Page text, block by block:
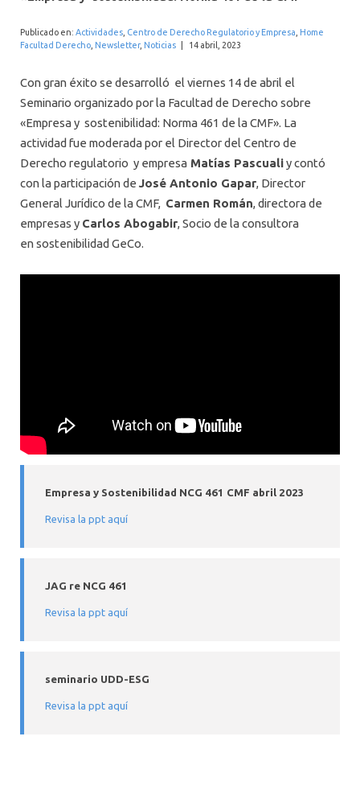
Publicado en: Actividades Centro de Derecho Regulatorio y Empresa Home
Facultad Derecho Newsletter, Noticias 14 abril, 2023
Con gran éxito se desarrolló el viernes 14 de abril el
Seminario organizado por la Facultad de Derecho sobre
«Empresa y sostenibilidad: Norma 461 de la CMF». La
actividad fue moderada por el Director del Centro de
Derecho regulatorio y empresa Matías Pascualiy contó
con la participación de José Antonio Gapar, Director
General Jurídico de la CMF, Carmen Román, directora de
empresas y Carlos Abogabir, Socio de la consultora
en sostenibilidad GeCo.
Empresa y Sostenibilidad NCG 461 CMF abril 2023
Revisa la ppt aquí
JAG re NCG 461
Revisa la ppt aquí
seminario UDD-ESG
Revisa la ppt aquí